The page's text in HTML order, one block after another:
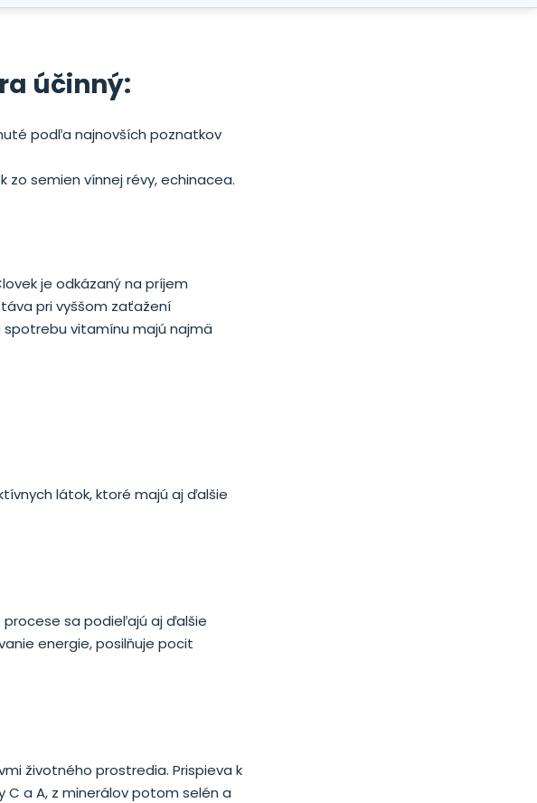
účinný:
podľa najnovších poznatkov
zo semien vínnej révy, echinacea.
je odkázaný na príjem
pri vyššom zaťažení
spotrebu vitamínu majú najmä
látok, ktoré majú aj ďalšie
procese sa podieľajú aj ďalšie
energie, posilňuje pocit
životného prostredia. Prispieva k
a A, z minerálov potom selén a